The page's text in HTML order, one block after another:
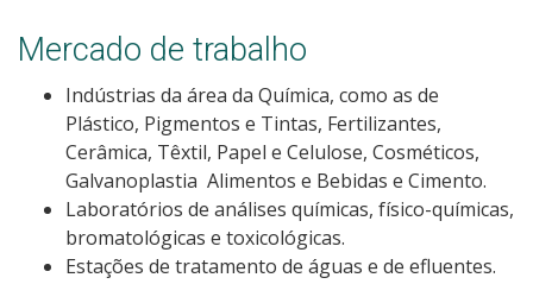
Inscrições e acompanhamento
Orientações para Matrícula
Estatísticas dos Processos Seletivos
Cadastro de interesse
Mercado de trabalho
Indústrias da área da Química, como as de
Plástico, Pigmentos e Tintas, Fertilizantes,
Cerâmica, Têxtil, Papel e Celulose, Cosméticos,
Galvanoplastia Alimentos e Bebidas e Cimento.
Laboratórios de análises químicas, físico-químicas,
bromatológicas e toxicológicas.
Estações de tratamento de águas e de efluentes.